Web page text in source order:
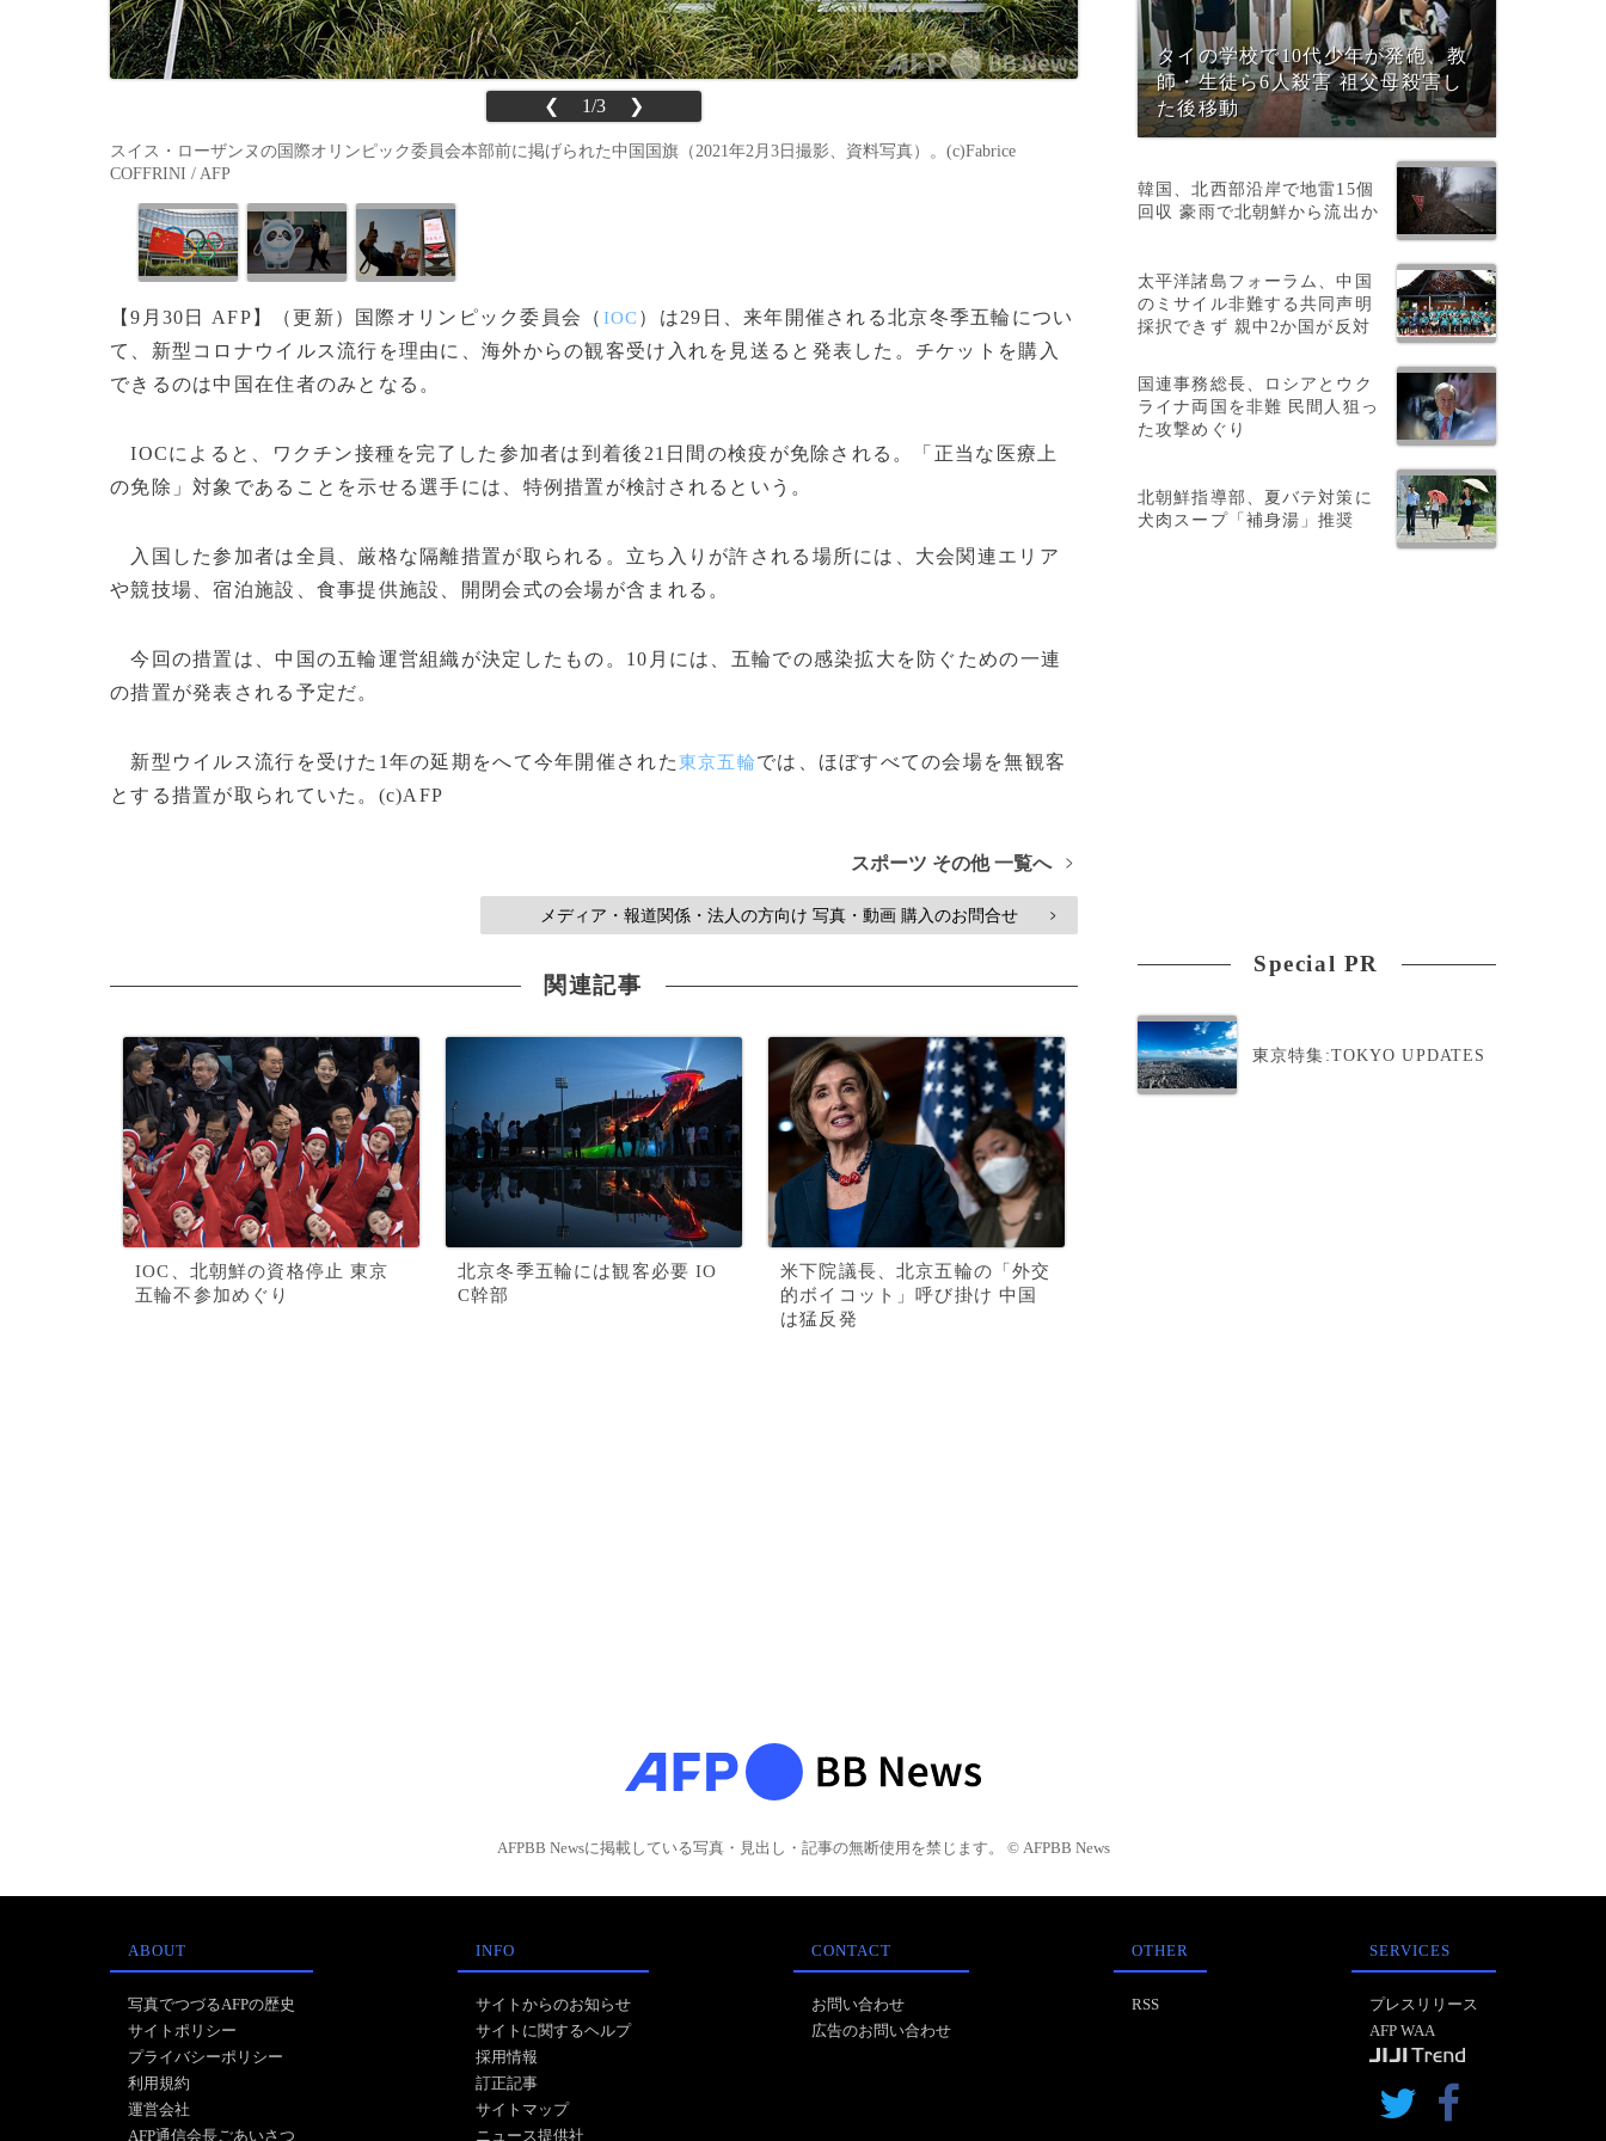
❮ 1/3 ❯
スイス・ローザンヌの国際オリンピック委員会本部前に掲げられた中国国旗（2021年2月3日撮影、資料写真）。(c)Fabrice
COFFRINI / AFP
【9月30日 AFP】（更新）国際オリンピック委員会（ IOC）は29日、来年開催される北京冬季五輪につい
て、新型コロナウイルス流行を理由に、海外からの観客受け入れを見送ると発表した。チケットを購入
できるのは中国在住者のみとなる。
IOCによると、ワクチン接種を完了した参加者は到着後21日間の検疫が免除される。「正当な医療上
の免除」対象であることを示せる選手には、特例措置が検討されるという。
入国した参加者は全員、厳格な隔離措置が取られる。立ち入りが許される場所には、大会関連エリア
や競技場、宿泊施設、食事提供施設、開閉会式の会場が含まれる。
今回の措置は、中国の五輪運営組織が決定したもの。10月には、五輪での感染拡大を防ぐための一連
の措置が発表される予定だ。
新型ウイルス流行を受けた1年の延期をへて今年開催された東京五輪では、ほぼすべての会場を無観客
とする措置が取られていた。(c)AFP
スポーツ その他 一覧へ >
メディア・報道関係・法人の方向け 写真・動画 購入のお問合せ >
関連記事
IOC、北朝鮮の資格停止 東京
五輪不参加めぐり
北京冬季五輪には観客必要 IO
C幹部
米下院議長、北京五輪の「外交
的ボイコット」呼び掛け 中国
は猛反発
タイの学校で10代少年が発砲、教
師・生徒ら6人殺害 祖父母殺害し
た後移動
韓国、北西部沿岸で地雷15個
回収 豪雨で北朝鮮から流出か
太平洋諸島フォーラム、中国
のミサイル非難する共同声明
採択できず 親中2か国が反対
国連事務総長、ロシアとウク
ライナ両国を非難 民間人狙っ
た攻撃めぐり
北朝鮮指導部、夏バテ対策に
犬肉スープ「補身湯」推奨
Special PR
東京特集:TOKYO UPDATES
AFPBB Newsに掲載している写真・見出し・記事の無断使用を禁じます。 © AFPBB News
ABOUT
写真でつづるAFPの歴史
サイトポリシー
プライバシーポリシー
利用規約
運営会社
AFP通信会長ごあいさつ
INFO
サイトからのお知らせ
サイトに関するヘルプ
採用情報
訂正記事
サイトマップ
ニュース提供社
CONTACT
お問い合わせ
広告のお問い合わせ
OTHER
RSS
SERVICES
プレスリリース
AFP WAA